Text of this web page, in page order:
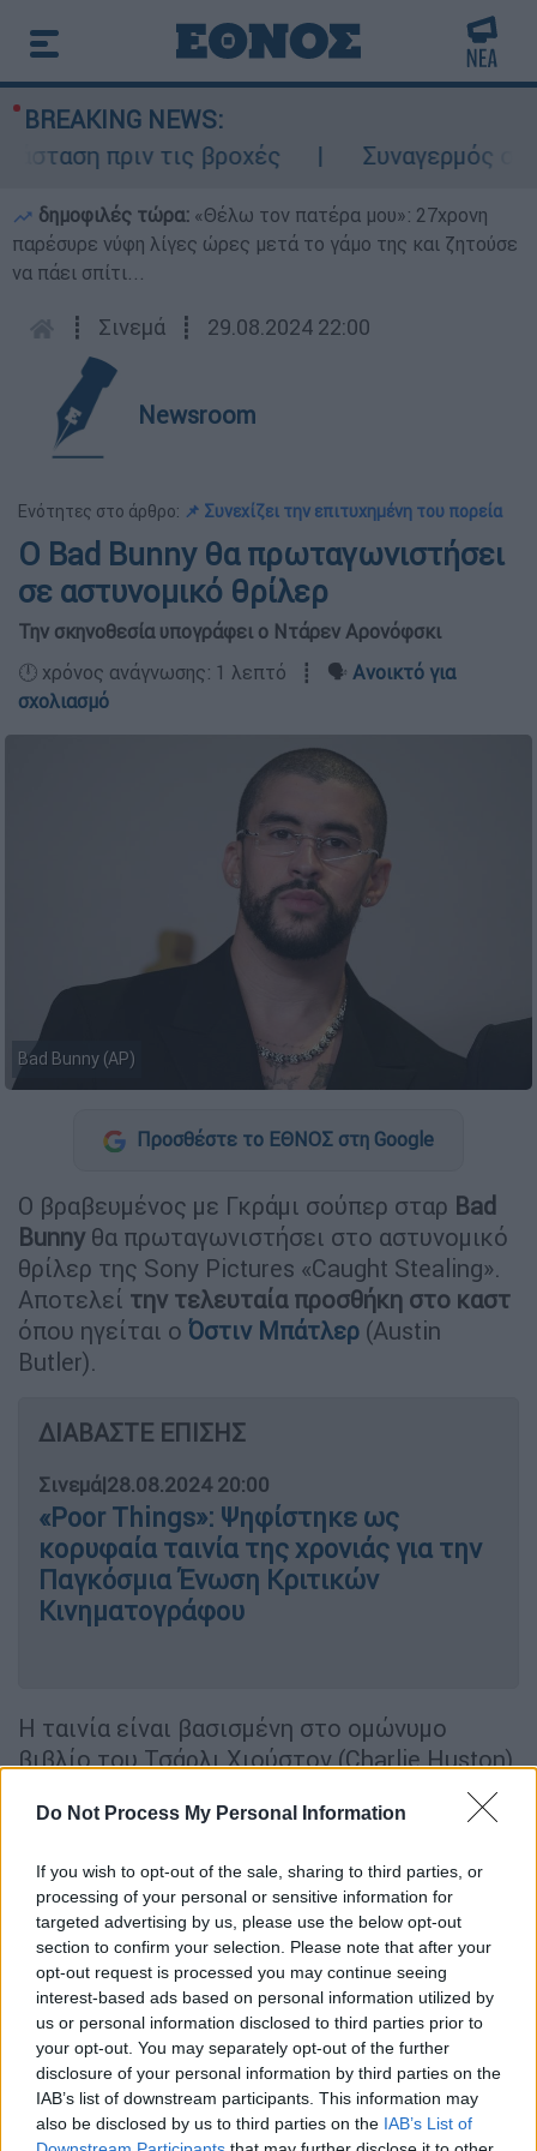
Do Not Process My Personal Information
If you wish to opt-out of the sale, sharing to third parties, or
processing of your personal or sensitive information for
targeted advertising by us, please use the below opt-out
section to confirm your selection. Please note that after your
opt-out request is processed you may continue seeing
interest-based ads based on personal information utilized by
us or personal information disclosed to third parties prior to
your opt-out. You may separately opt-out of the further
disclosure of your personal information by third parties on the
IAB’s list of downstream participants. This information may
also be disclosed by us to third parties on the IAB’s List of
BREAKING NEWS:
πριν τις βροχές
Συναγερμός στον
δημοφιλές τώρα: «Θέλω τον πατέρα μου»: 27χρονη
παρέσυρε νύφη λίγες ώρες μετά το γάμο της και ζητούσε
να πάει σπίτι...
┋ Σινεμά ┋ 29.08.2024 22:00
Newsroom
Ενότητες στο άρθρο: 📌 Συνεχίζει την επιτυχημένη του πορεία
Ο Bad Bunny θα πρωταγωνιστήσει
σε αστυνομικό θρίλερ
Την σκηνοθεσία υπογράφει ο Ντάρεν Αρονόφσκι
🕛 χρόνος ανάγνωσης: 1 λεπτό ┋ 🗣️ Ανοικτό για
σχολιασμό
Bad Bunny (AP)
Προσθέστε το ΕΘΝΟΣ στη Google
Ο βραβευμένος με Γκράμι σούπερ σταρ Bad
Bunny θα πρωταγωνιστήσει στο αστυνομικό
θρίλερ της Sony Pictures «Caught Stealing».
Αποτελεί την τελευταία προσθήκη στο καστ
όπου ηγείται ο Όστιν Μπάτλερ (Austin
Butler).
ΔΙΑΒΑΣΤΕ ΕΠΙΣΗΣ
Σινεμά|28.08.2024 20:00
«Poor Things»: Ψηφίστηκε ως
κορυφαία ταινία της χρονιάς για την
Παγκόσμια Ένωση Κριτικών
Κινηματογράφου
Η ταινία είναι βασισμένη στο ομώνυμο
βιβλίο του Τσάρλι Χιούστον (Charlie Huston),
σκηνοθεσία υπογράφει ο Ντάρεν Αρονόφσκι
πρωταγωνιστούν οιΖόι Κράβιτζ(Zoe
Kravitz), Ρετζίνα Κινγκ (Regina King), Ματ
Σμιθ (Matt Smith), Λιβ Σράιμπερ (Liev
Schreiber) και Γουίλ Μπριλ (Will Brill).
Bad Bunny will join Austin Butler in a
new crime thriller titled, ‘Caught
Stealing,’ directed by Darren
Aronofsky.